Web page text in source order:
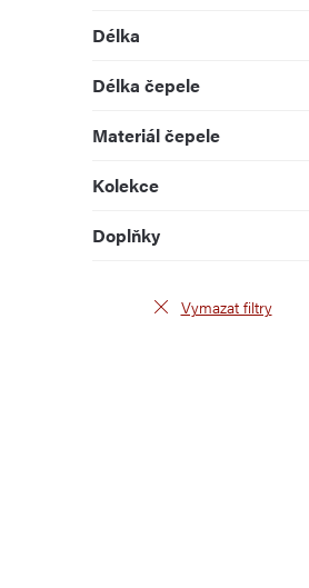
Délka
Délka čepele
Materiál čepele
Kolekce
Doplňky
Vymazat filtry